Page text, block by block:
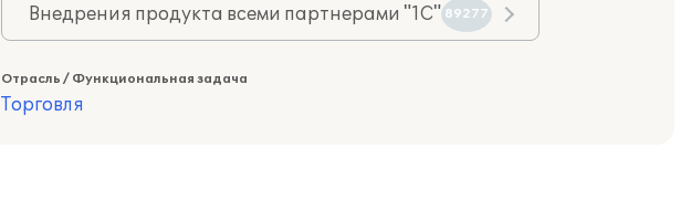
Внедрения продукта всеми партнерами "1С" 89277
Отрасль / Функциональная задача
Торговля